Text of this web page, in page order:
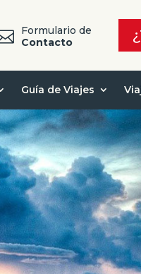
Formulario de
Contacto
Guía de Viajes